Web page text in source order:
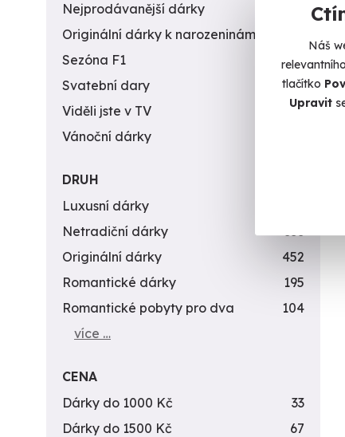
Náš
tlačítko
Upravit
Nejprodávanější dárky
Originální dárky k narozeninám
Sezóna F1
4
Svatební dary
196
Viděli jste v TV
31
Vánoční dárky
DRUH
Luxusní dárky
Netradiční dárky
353
Originální dárky
452
Romantické dárky
195
Romantické pobyty pro dva
104
více …
CENA
Dárky do 1000 Kč
33
Dárky do 1500 Kč
67